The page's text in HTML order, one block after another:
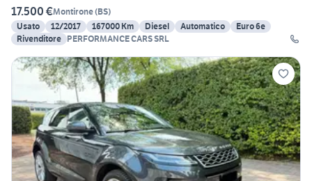
17.500 €Montirone(BS)
Usato
12/2017 167000 Km Diesel Automatico
Euro 6e
Rivenditore PERFORMANCE CARS SRL